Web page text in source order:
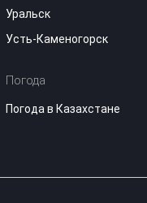
Уральск
Усть-Каменогорск
Погода
Погода в Казахстане